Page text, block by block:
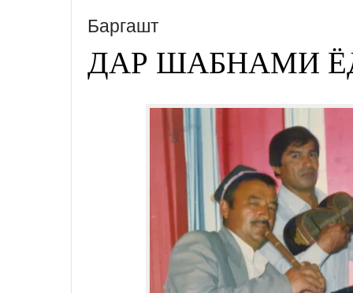
Баргашт
ДАР ШАБНАМИ